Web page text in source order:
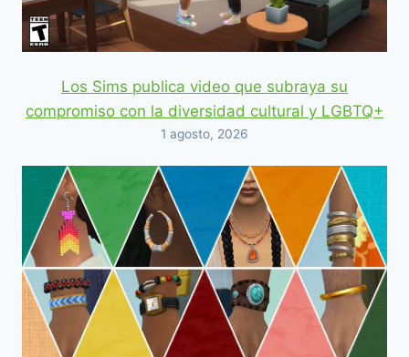
Los Sims publica video que subraya su
compromiso con la diversidad cultural y LGBTQ+
1 agosto, 2026